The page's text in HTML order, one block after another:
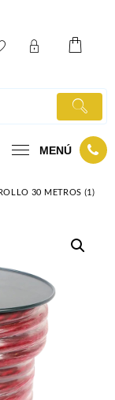
MENÚ
30 METROS (1)